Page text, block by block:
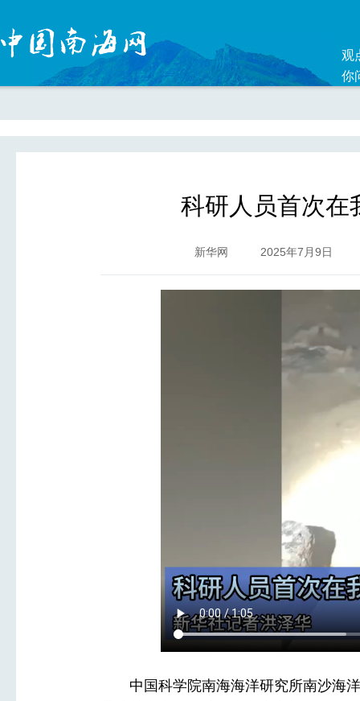
观
你
科研人员首次在
新华网 2025年7月9日
中国科学院南海海洋研究所南沙海